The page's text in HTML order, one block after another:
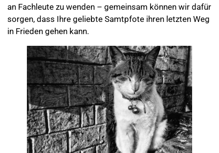
an Fachleute zu wenden – gemeinsam können wir dafür
sorgen, dass Ihre geliebte Samtpfote ihren letzten Weg
in Frieden gehen kann.